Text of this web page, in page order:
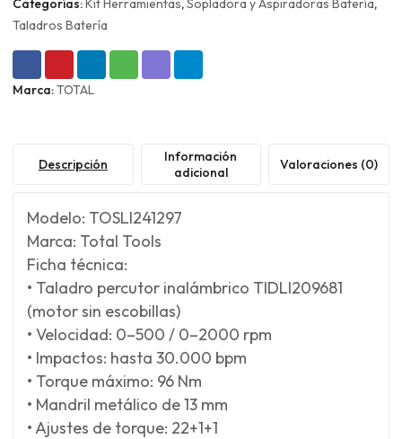
Categorías:Kit Herramientas,Sopladora y Aspiradoras Batería,
Taladros Batería
Marca:TOTAL
Descripción
Información
adicional
Valoraciones (0)
Modelo: TOSLI241297
Marca: Total Tools
Ficha técnica:
• Taladro percutor inalámbrico TIDLI209681
(motor sin escobillas)
• Velocidad: 0–500 / 0–2000 rpm
• Impactos: hasta 30.000 bpm
• Torque máximo: 96 Nm
• Mandril metálico de 13 mm
• Ajustes de torque: 22+1+1